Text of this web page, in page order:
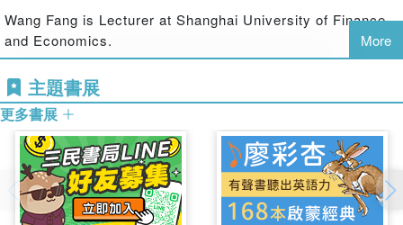
The volume makes clear the integral role played by
Chinese economic thought in the history of international
economic thought, considers the challenges that are likely
to be faced in future research, and suggests lessons that
can be taken from ancient Chinese thinkers when
considering current economic problems.
Wang Fang is Lecturer at Shanghai University of Finance
and Economics.
More
主題書展
更多書展